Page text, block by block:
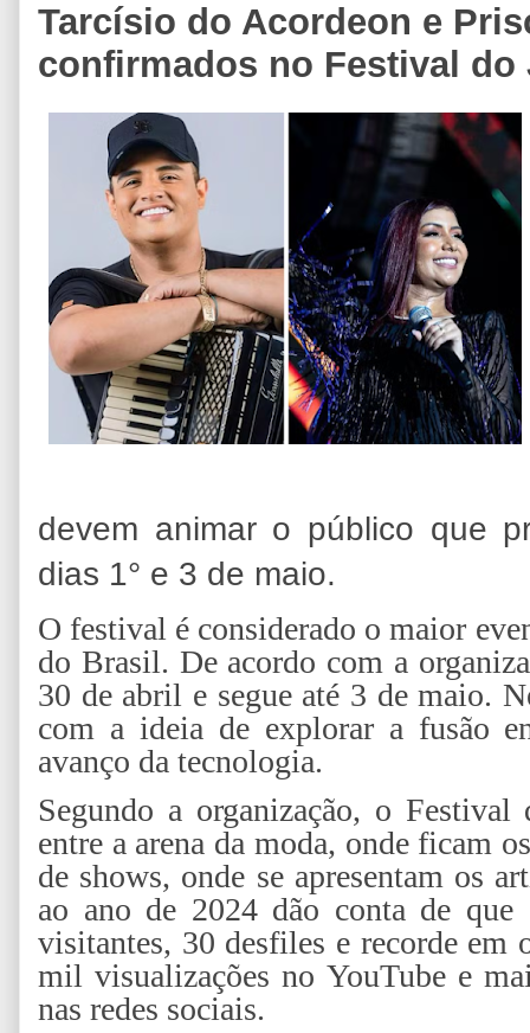
Tarcísio do Acordeon e
confirmados no Festival do
devem animar o público que
dias 1° e 3 de maio.
O festival é considerado o maior
do Brasil. De acordo com a
30 de abril e segue até 3 de maio.
com a ideia de explorar a fusão
avanço da tecnologia.
Segundo a organização, o
entre a arena da moda, onde ficam
de shows, onde se apresentam os
ao ano de 2024 dão conta de
visitantes, 30 desfiles e recorde em
mil visualizações no YouTube e
nas redes sociais.